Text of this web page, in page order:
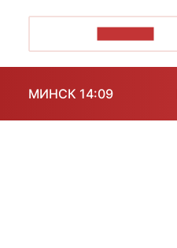
МИНСК 14:09